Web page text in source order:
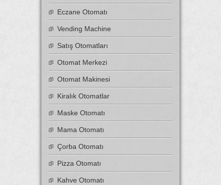
Eczane Otomatı
Vending Machine
Satış Otomatları
Otomat Merkezi
Otomat Makinesi
Kiralık Otomatlar
Maske Otomatı
Mama Otomatı
Çorba Otomatı
Pizza Otomatı
Kahve Otomatı